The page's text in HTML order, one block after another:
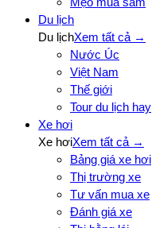
Du lịch
Du lịchXem tất cả →
Nước Úc
Việt Nam
Thế giới
Tour du lịch hay
Xe hơi
Xe hơiXem tất cả →
Bảng giá xe hơi
Thị trường xe
Tư vấn mua xe
Đánh giá xe